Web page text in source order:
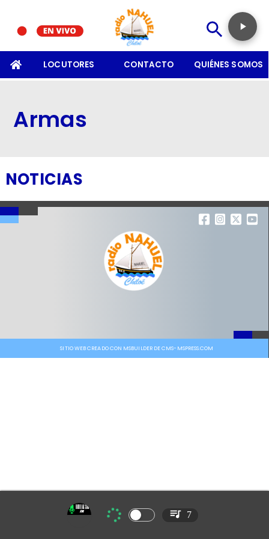
LOCUTORES CONTACTO QUIÉNES SOMOS
Armas
NOTICIAS
SITIO WEB CREADO CON MSBUILDER DE CMS-MSPRESS.COM
7